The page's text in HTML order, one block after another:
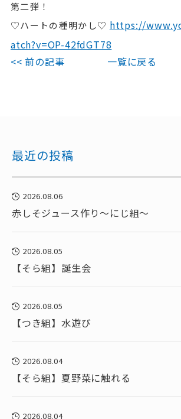
第二弾！
♡ハートの種明かし♡ https://
atch?v=OP-42fdGT78
<< 前の記事
一覧に戻る
最近の投稿
2026.08.06
赤しそジュース作り～にじ組～
2026.08.05
【そら組】誕生会
2026.08.05
【つき組】水遊び
2026.08.04
【そら組】夏野菜に触れる
2026.08.04